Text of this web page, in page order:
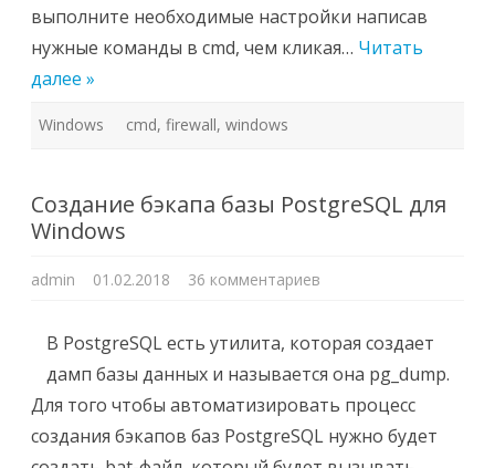
выполните необходимые настройки написав
нужные команды в cmd, чем кликая… Читать
далее »
Windows cmd, firewall, windows
Создание бэкапа базы PostgreSQL для
Windows
admin 01.02.2018 36 комментариев
базы
PostgreSQL
для
Windows
В PostgreSQL есть утилита, которая создает
дамп базы данных и называется она pg_dump.
Для того чтобы автоматизировать процесс
создания бэкапов баз PostgreSQL нужно будет